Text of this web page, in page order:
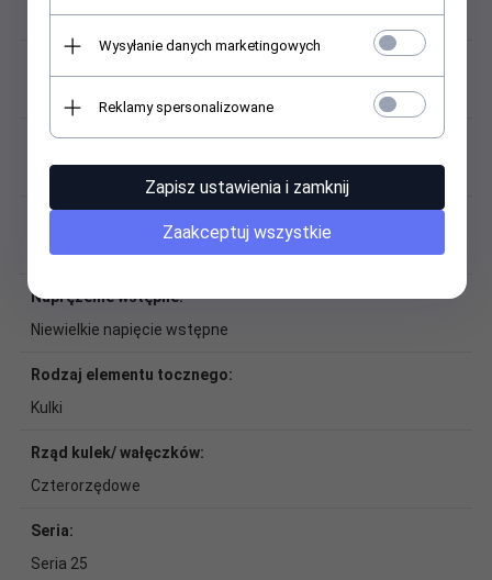
Bosch Rexroth H (klasa bardzo dokładna)
Brak łańcucha kulkowego
Masa:
0,537 kg
Materiał:
Stal węglowa
Naprężenie wstępne:
Niewielkie napięcie wstępne
Rodzaj elementu tocznego:
Kulki
Rząd kulek/ wałęczków:
Czterorzędowe
Seria:
Seria 25
Wysyłanie danych marketingowych
Reklamy spersonalizowane
Zapisz ustawienia i zamknij
Zaakceptuj wszystkie